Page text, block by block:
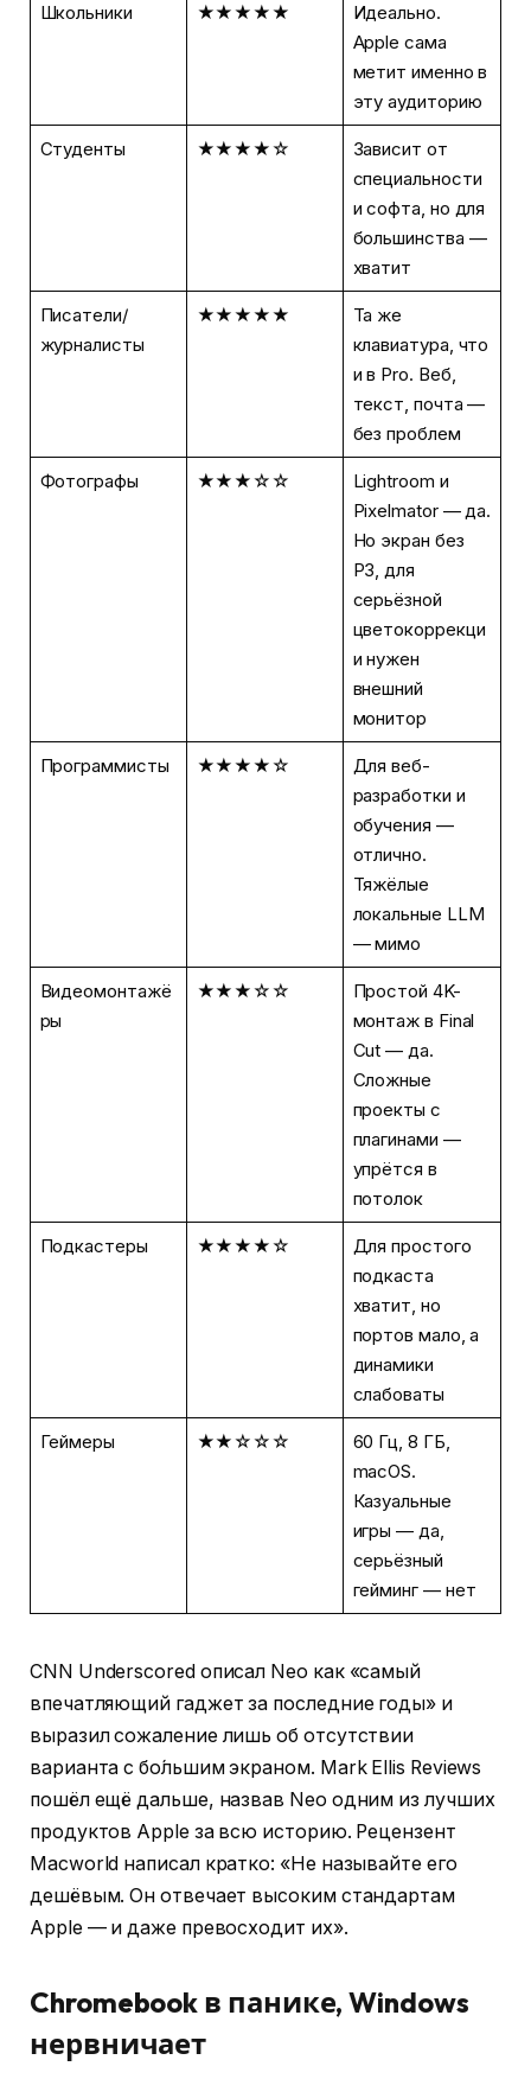
Школьники ★★★★★
Идеально.
Apple сама
метит именно в
эту аудиторию
Студенты ★★★★☆
Зависит от
специальности
и софта, но для
большинства —
хватит
Писатели/
журналисты
★★★★★
Та же
клавиатура, что
и в Pro. Веб,
текст, почта —
без проблем
Фотографы ★★★☆☆
Lightroom и
Pixelmator — да.
Но экран без
P3, для
серьёзной
цветокоррекци
и нужен
внешний
монитор
Программисты ★★★★☆
Для веб-
разработки и
обучения —
отлично.
Тяжёлые
локальные LLM
— мимо
Видеомонтажё
ры
★★★☆☆
Простой 4K-
монтаж в Final
Cut — да.
Сложные
проекты с
плагинами —
упрётся в
потолок
Подкастеры ★★★★☆
Для простого
подкаста
хватит, но
портов мало, а
динамики
слабоваты
Геймеры ★★☆☆☆
60 Гц, 8 ГБ,
macOS.
Казуальные
игры — да,
серьёзный
гейминг — нет
CNN Underscored описал Neo как «самый
впечатляющий гаджет за последние годы» и
выразил сожаление лишь об отсутствии
варианта с бо́льшим экраном. Mark Ellis Reviews
пошёл ещё дальше, назвав Neo одним из лучших
продуктов Apple за всю историю. Рецензент
Macworld написал кратко: «Не называйте его
дешёвым. Он отвечает высоким стандартам
Apple — и даже превосходит их».
Chromebook в панике, Windows
нервничает